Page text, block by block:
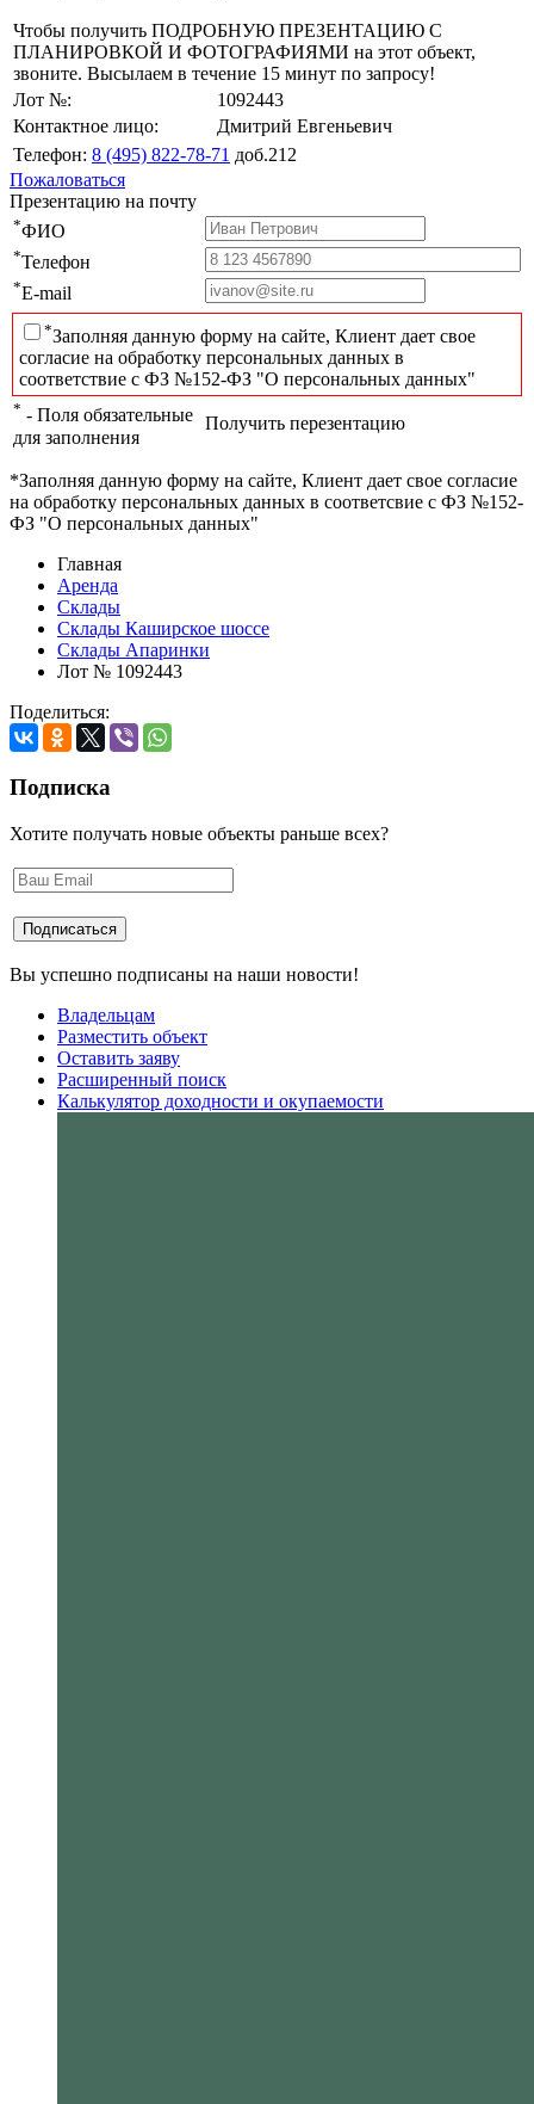
Чтобы получить ПОДРОБНУЮ ПРЕЗЕНТАЦИЮ С
ПЛАНИРОВКОЙ И ФОТОГРАФИЯМИ на этот объект,
звоните. Высылаем в течение 15 минут по запросу!
Лот №:
1092443
Контактное лицо:
Дмитрий Евгеньевич
Телефон: 8 (495) 822-78-71 доб.212
Пожаловаться
Презентацию на почту
*ФИО
*Телефон
*E-mail
*Заполняя данную форму на сайте, Клиент дает свое
согласие на обработку персональных данных в
соответствие с ФЗ №152-ФЗ "О персональных данных"
* - Поля обязательные
для заполнения
Получить перезентацию
*Заполняя данную форму на сайте, Клиент дает свое согласие
на обработку персональных данных в соответсвие с ФЗ №152-
ФЗ "О персональных данных"
Главная
Аренда
Склады
Склады Каширское шоссе
Склады Апаринки
Лот № 1092443
Поделиться:
Подписка
Хотите получать новые объекты раньше всех?
Вы успешно подписаны на наши новости!
Владельцам
Разместить объект
Оставить заяву
Расширенный поиск
Калькулятор доходности и окупаемости